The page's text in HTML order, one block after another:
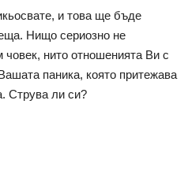
и това ще бъде
Нищо сериозно не
нито отношенията Ви с
паника, която притежава
Струва ли си?